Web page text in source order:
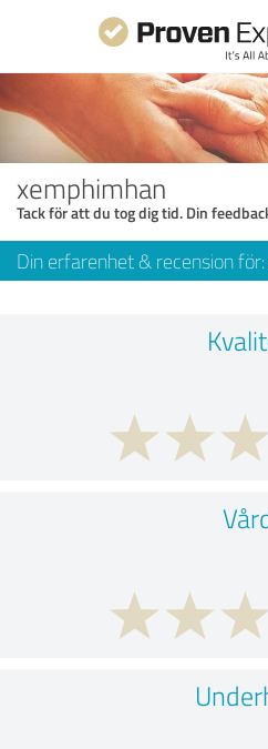
xemphimhan
Tack för att du tog dig tid. Din
Din erfarenhet & recension för: